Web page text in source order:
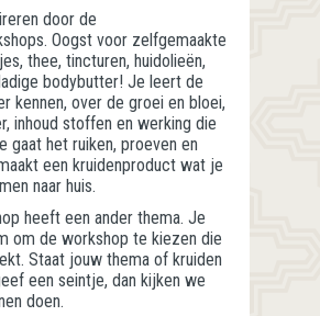
door de
Oogst voor zelfgemaakte
thee, tincturen, huidolieën,
bodybutter! Je leert de
kennen, over de groei en bloei,
inhoud stoffen en werking die
gaat het ruiken, proeven en
een kruidenproduct wat je
naar huis.
heeft een ander thema. Je
om de workshop te kiezen die
Staat jouw thema of kruiden
een seintje, dan kijken we
doen.